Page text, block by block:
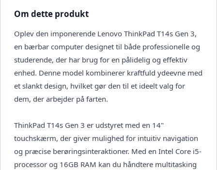
Om dette produkt
Oplev den imponerende Lenovo ThinkPad T14s Gen 3,
en bærbar computer designet til både professionelle og
studerende, der har brug for en pålidelig og effektiv
enhed. Denne model kombinerer kraftfuld ydeevne med
et slankt design, hvilket gør den til et ideelt valg for
dem, der arbejder på farten.
ThinkPad T14s Gen 3 er udstyret med en 14"
touchskærm, der giver mulighed for intuitiv navigation
og præcise berøringsinteraktioner. Med en Intel Core i5-
processor og 16GB RAM kan du håndtere multitasking